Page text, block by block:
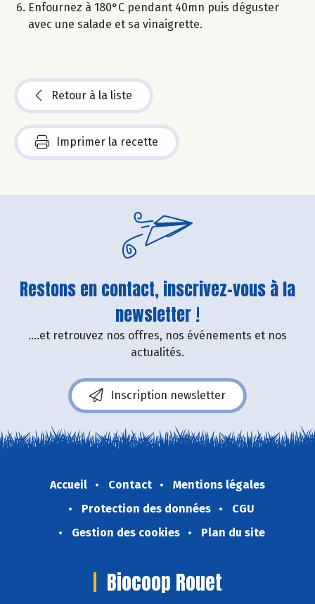
Enfournez à 180°C pendant 40mn puis déguster
avec une salade et sa vinaigrette.
Retour à la liste
Imprimer la recette
Restons en contact, inscrivez-vous à la
newsletter !
....et retrouvez nos offres, nos événements et nos
actualités.
Inscription newsletter
Accueil Contact
Mentions légales
Protection des données
CGU
Gestion des cookies
Plan du site
Biocoop Rouet